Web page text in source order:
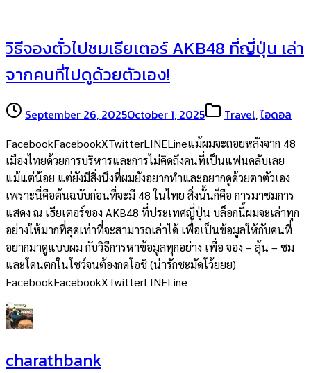
วิธีจองตั๋วไปชมเธียเตอร์ AKB48 ที่ญี่ปุ่น เล่า
จากคนที่ไปดูด้วยตัวเอง!
September 26, 2025October 1, 2025 Travel,ไอดอล
FacebookFacebookXTwitterLINELineแม้ผมจะถอยหลังจาก 48
เมืองไทยด้วยการบริหารและการไม่คิดถึงคนที่เป็นแฟนคลับเลย
แม้แต่น้อย แต่ยังมีสิ่งนึงที่ผมยังอยากทำและอยากดูด้วยตาตัวเอง
เพราะนี่คือต้นฉบับก่อนที่จะมี 48 ในไทย สิ่งนั้นก็คือ การมาชมการ
แสดง ณ เธียเตอร์ของ AKB48 ที่ประเทศญี่ปุ่น บล็อกนี้ผมจะเล่าทุก
อย่างให้มากที่สุดเท่าที่จะสามารถเล่าได้ เพื่อเป็นข้อมูลให้กับคนที่
อยากมาดูแบบผม กับวิธีการหาข้อมูลทุกอย่าง เพื่อ จอง – ลุ้น – ชม
และโดนตกในโชว์จนต้องกดโอชิ (น่ารักชะมัดโว้ยยย)
FacebookFacebookXTwitterLINELine
charathbank